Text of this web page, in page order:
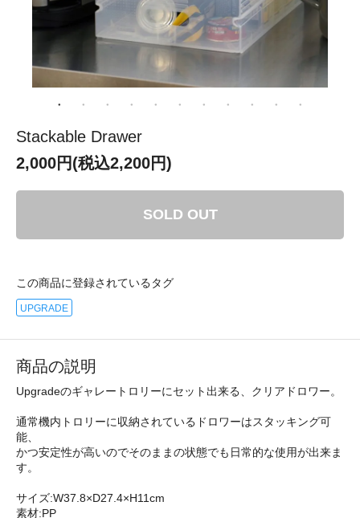
Stackable Drawer
2,000円(税込2,200円)
SOLD OUT
この商品に登録されているタグ
UPGRADE
商品の説明
Upgradeのギャレートロリーにセット出来る、クリアドロワー。
通常機内トロリーに収納されているドロワーはスタッキング可
能、
かつ安定性が高いのでそのままの状態でも日常的な使用が出来ま
す。
サイズ:W37.8×D27.4×H11cm
素材:PP